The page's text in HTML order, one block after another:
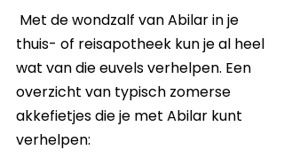
thuis- of reisapotheek kun je al heel
wat van die euvels verhelpen. Een
overzicht van typisch zomerse
akkefietjes die je met Abilar kunt
verhelpen: